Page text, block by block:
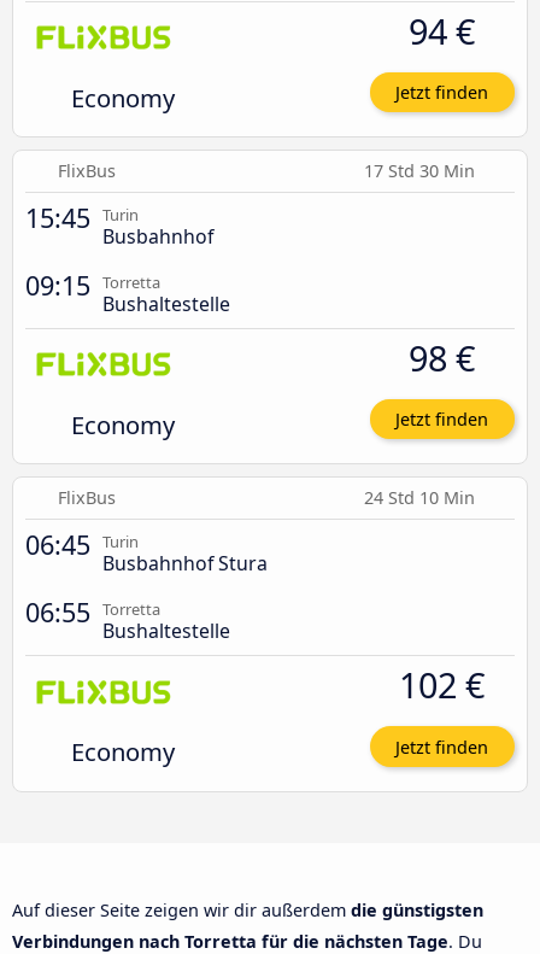
Economy
94 €
Jetzt finden
FlixBus 17 Std 30 Min
15:45 Turin
Busbahnhof
09:15 Torretta
Bushaltestelle
Economy
98 €
Jetzt finden
FlixBus 24 Std 10 Min
06:45 Turin
Busbahnhof Stura
06:55 Torretta
Bushaltestelle
Economy
102 €
Jetzt finden
Auf dieser Seite zeigen wir dir außerdem die günstigsten
Verbindungen nach Torretta für die nächsten Tage. Du